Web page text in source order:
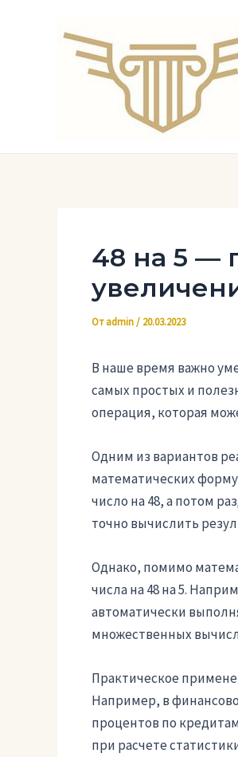
содержимому
48 на 5 —
Отadmin/ 20.03.2023
В наше время важно
самых простых и
операция, которая
Одним из вариантов
математических
число на 48, а потом
точно вычислить
Однако, помимо
числа на 48 на 5.
автоматически
множественных
Практическое
Например, в
процентов по
при расчете